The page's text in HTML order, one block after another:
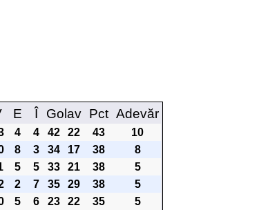
E Î Golav Pct Adevăr
4 4 42 22 43
10
8 3 34 17 38
8
5 5 33 21 38
5
2 7 35 29 38
5
5 6 23 22 35
5